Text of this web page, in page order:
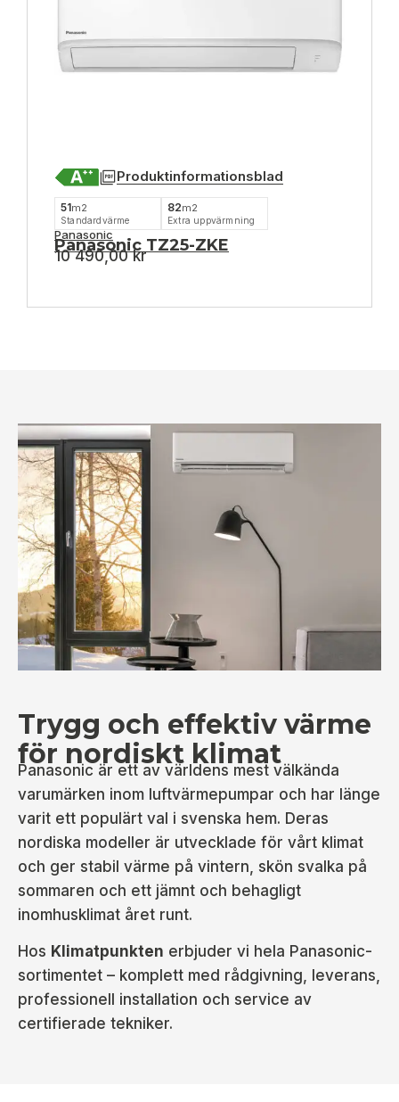
Produktinformationsblad
51m2
Standardvärme
82m2
Extra uppvärmning
Panasonic
Panasonic TZ25-ZKE
10 490,00kr
Trygg och effektiv värme
för nordiskt klimat
Panasonic är ett av världens mest välkända
varumärken inom luftvärmepumpar och har länge
varit ett populärt val i svenska hem. Deras
nordiska modeller är utvecklade för vårt klimat
och ger stabil värme på vintern, skön svalka på
sommaren och ett jämnt och behagligt
inomhusklimat året runt.
Hos Klimatpunkten erbjuder vi hela Panasonic-
sortimentet – komplett med rådgivning, leverans,
professionell installation och service av
certifierade tekniker.